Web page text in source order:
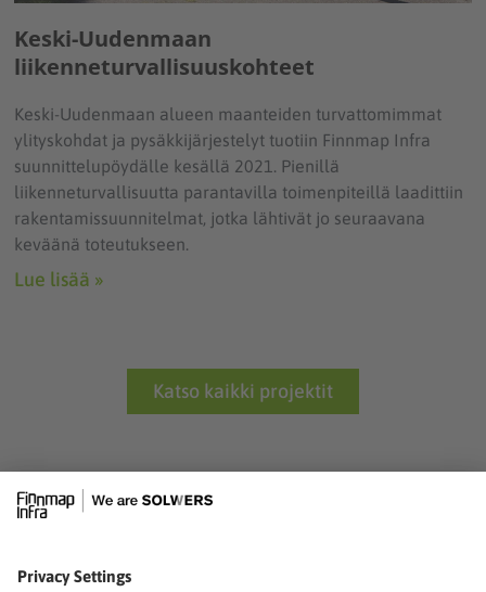
Keski-Uudenmaan
liikenneturvallisuuskohteet
Keski-Uudenmaan alueen maanteiden turvattomimmat
ylityskohdat ja pysäkkijärjestelyt tuotiin Finnmap Infra
suunnittelupöydälle kesällä 2021. Pienillä
liikenneturvallisuutta parantavilla toimenpiteillä laadittiin
rakentamissuunnitelmat, jotka lähtivät jo seuraavana
keväänä toteutukseen.
Lue lisää »
Katso kaikki projektit